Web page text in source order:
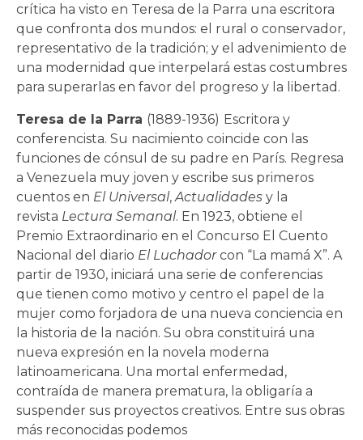
crítica ha visto en Teresa de la Parra una escritora
que confronta dos mundos: el rural o conservador,
representativo de la tradición; y el advenimiento de
una modernidad que interpelará estas costumbres
para superarlas en favor del progreso y la libertad.
Teresa de la Parra (1889-1936) Escritora y
conferencista. Su nacimiento coincide con las
funciones de cónsul de su padre en París. Regresa
a Venezuela muy joven y escribe sus primeros
cuentos en El Universal,Actualidades y la
revista Lectura Semanal. En 1923, obtiene el
Premio Extraordinario en el Concurso El Cuento
Nacional del diario El Luchadorcon “La mamá X”. A
partir de 1930, iniciará una serie de conferencias
que tienen como motivo y centro el papel de la
mujer como forjadora de una nueva conciencia en
la historia de la nación. Su obra constituirá una
nueva expresión en la novela moderna
latinoamericana. Una mortal enfermedad,
contraída de manera prematura, la obligaría a
suspender sus proyectos creativos. Entre sus obras
más reconocidas podemos